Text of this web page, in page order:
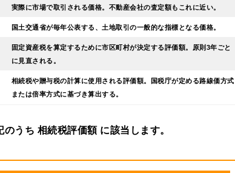
実際に市場で取引される価格。不動産会社の査定額もこれに近い。
国土交通省が毎年公表する、土地取引の一般的な指標となる価格。
固定資産税を算定するために市区町村が決定する評価額。原則3年ごと
に見直される。
相続税や贈与税の計算に使用される評価額。国税庁が定める路線価方式
または倍率方式に基づき算出する。
うち 相続税評価額 に該当します。